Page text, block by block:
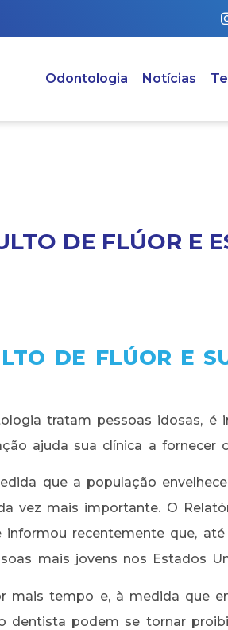
Odontologia Notícias
DE FLÚOR E
DE FLÚOR E
tratam pessoas idosas, é
ajuda sua clínica a fornecer
que a população
vez mais importante. O
recentemente que,
mais jovens nos Estados
mais tempo e, à medida que
dentista podem se tornar